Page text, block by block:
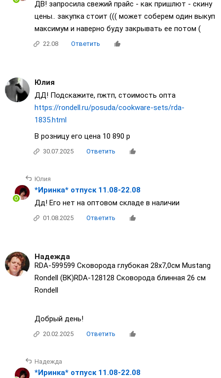
ДВ! запросила свежий прайс - как пришлют - скину
цены.. закупка стоит ((( может соберем один выкуп
максимум и наверно буду закрывать ее потом (
22.08 Ответить
Юлия
ДД! Подскажите, пжтп, стоимость опта
https://rondell.ru/posuda/cookware-sets/rda-
1835.html
В розницу его цена 10 890 р
30.07.2025 Ответить
Юлия
*Иринка* отпуск 11.08-22.08
Дд! Его нет на оптовом складе в наличии
01.08.2025 Ответить
Надежда
RDA-599599 Сковорода глубокая 28х7,0см Mustang
Rondell (BK)RDA-128128 Сковорода блинная 26 см
Rondell
Добрый день!
20.02.2025 Ответить
Надежда
*Иринка* отпуск 11.08-22.08